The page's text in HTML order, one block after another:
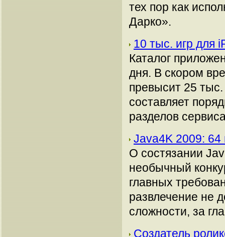
тех пор как
Дарко».
10 тыс. игр для
Каталог
дня. В скором
превысит 25
составляет
разделов
Java4K 2009:
О состязании
необычный
главных
развлечение не
сложности, за
Создатель